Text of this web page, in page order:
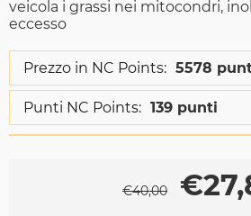
veicola i grassi nei mitocondri,
eccesso
Prezzo in NC Points: 5578
Punti NC Points: 139 punti
€40,00 €